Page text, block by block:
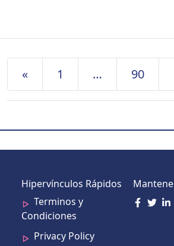
Navegación de
« 1 … 90
Hipervínculos Rápidos
Terminos y
Condiciones
Privacy Policy